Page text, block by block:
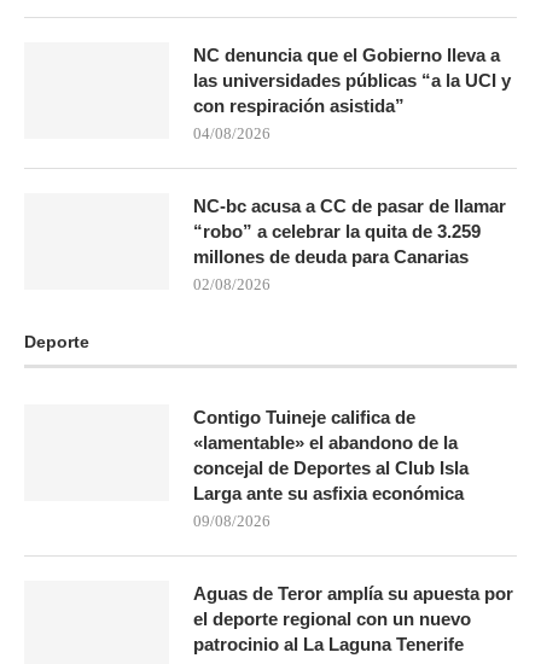
NC denuncia que el Gobierno lleva a
las universidades públicas “a la UCI y
con respiración asistida”
04/08/2026
NC-bc acusa a CC de pasar de llamar
“robo” a celebrar la quita de 3.259
millones de deuda para Canarias
02/08/2026
Deporte
Contigo Tuineje califica de
«lamentable» el abandono de la
concejal de Deportes al Club Isla
Larga ante su asfixia económica
09/08/2026
Aguas de Teror amplía su apuesta por
el deporte regional con un nuevo
patrocinio al La Laguna Tenerife